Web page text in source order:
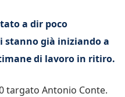
a dir poco
stanno già iniziando a
di lavoro in ritiro.
targato Antonio Conte.